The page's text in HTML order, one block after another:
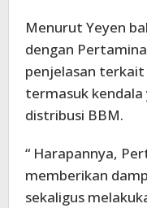
Menurut Yeyen
dengan
penjelasan
termasuk kendala
distribusi BBM.
“ Harapannya,
memberikan
sekaligus